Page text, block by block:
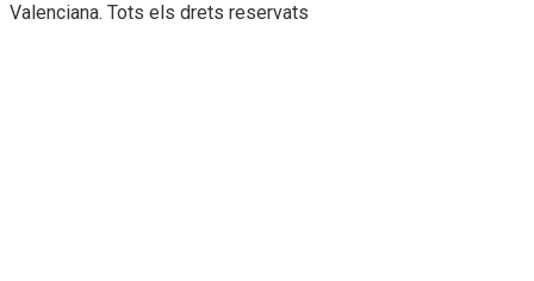
Valenciana. Tots els drets reservats